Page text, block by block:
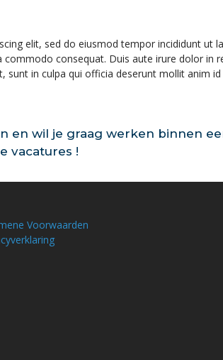
elit, sed do eiusmod tempor incididunt ut
consequat. Duis aute irure dolor in
sunt in culpa qui officia deserunt mollit anim
en wil je graag werken binnen
vacatures !
Voorwaarden